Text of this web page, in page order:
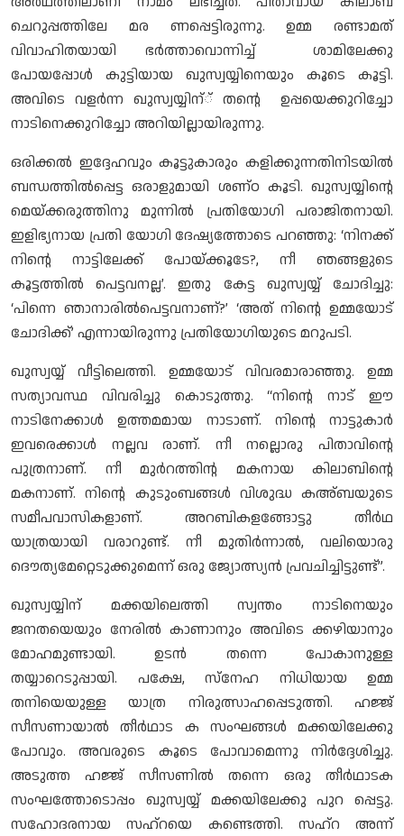
ചെറുപ്പത്തിലേ മര ണപ്പെട്ടിരുന്നു. ഉമ്മ രണ്ടാമത്
വിവാഹിതയായി ഭര്‍ത്താവൊന്നിച്ച് ശാമിലേക്കു
പോയപ്പോള്‍ കുട്ടിയായ ഖുസ്വയ്യിനെയും കൂടെ കൂട്ടി.
അവിടെ വളര്‍ന്ന ഖുസ്വയ്യിന്് തന്റെ ഉപ്പയെക്കുറിച്ചോ
നാടിനെക്കുറിച്ചോ അറിയില്ലായിരുന്നു.
ഒരിക്കല്‍ ഇദ്ദേഹവും കൂട്ടുകാരും കളിക്കുന്നതിനിടയില്‍
ബന്ധത്തില്‍പ്പെട്ട ഒരാളുമായി ശണ്ഠ കൂടി. ഖുസ്വയ്യിന്റെ
മെയ്ക്കരുത്തിനു മുന്നില്‍ പ്രതിയോഗി പരാജിതനായി.
ഇളിഭ്യനായ പ്രതി യോഗി ദേഷ്യത്തോടെ പറഞ്ഞു: ‘നിനക്ക്
നിന്റെ നാട്ടിലേക്ക് പോയ്ക്കൂടേ?, നീ ഞങ്ങളുടെ
കൂട്ടത്തില്‍ പെട്ടവനല്ല’. ഇതു കേട്ട ഖുസ്വയ്യ് ചോദിച്ചു:
‘പിന്നെ ഞാനാരില്‍പെട്ടവനാണ്?’ ‘അത് നിന്റെ ഉമ്മയോട്
ചോദിക്ക്’ എന്നായിരുന്നു പ്രതിയോഗിയുടെ മറുപടി.
ഖുസ്വയ്യ് വീട്ടിലെത്തി. ഉമ്മയോട് വിവരമാരാഞ്ഞു. ഉമ്മ
സത്യാവസ്ഥ വിവരിച്ചു കൊടുത്തു. “നിന്റെ നാട് ഈ
നാടിനേക്കാള്‍ ഉത്തമമായ നാടാണ്. നിന്റെ നാട്ടുകാര്‍
ഇവരെക്കാള്‍ നല്ലവ രാണ്. നീ നല്ലൊരു പിതാവിന്റെ
പുത്രനാണ്. നീ മുര്‍റത്തിന്റ മകനായ കിലാബിന്റെ
മകനാണ്. നിന്റെ കുടുംബങ്ങള്‍ വിശുദ്ധ കഅ്ബയുടെ
സമീപവാസികളാണ്. അറബികളങ്ങോട്ടു തീര്‍ഥ
യാത്രയായി വരാറുണ്ട്. നീ മുതിര്‍ന്നാല്‍, വലിയൊരു
ദൌത്യമേറ്റെടുക്കുമെന്ന് ഒരു ജ്യോത്സ്യന്‍ പ്രവചിച്ചിട്ടുണ്ട്”.
ഖുസ്വയ്യിന് മക്കയിലെത്തി സ്വന്തം നാടിനെയും
ജനതയെയും നേരില്‍ കാണാനും അവിടെ ക്കഴിയാനും
മോഹമുണ്ടായി. ഉടന്‍ തന്നെ പോകാനുള്ള
തയ്യാറെടുപ്പായി. പക്ഷേ, സ്നേഹ നിധിയായ ഉമ്മ
തനിയെയുള്ള യാത്ര നിരുത്സാഹപ്പെടുത്തി. ഹജ്ജ്
സീസണായാല്‍ തീര്‍ഥാട ക സംഘങ്ങള്‍ മക്കയിലേക്കു
പോവും. അവരുടെ കൂടെ പോവാമെന്നു നിര്‍ദ്ദേശിച്ചു.
അടുത്ത ഹജ്ജ് സീസണില്‍ തന്നെ ഒരു തീര്‍ഥാടക
സംഘത്തോടൊപ്പം ഖുസ്വയ്യ് മക്കയിലേക്കു പുറ പ്പെട്ടു.
സഹോദരനായ സഹ്റയെ കണ്ടെത്തി. സഹ്റ അന്ന്